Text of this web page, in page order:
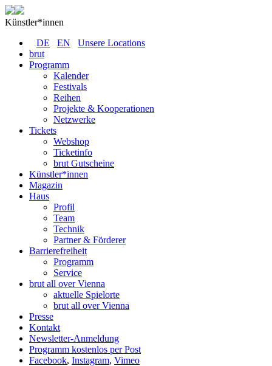
Künstler*innen
DE
EN
Unsere Locations
brut
Programm
Kalender
Festivals
Reihen
Projekte & Kooperationen
Netzwerke
Tickets
Webshop
Ticketinfo
brut Gutscheine
Künstler*innen
Magazin
Haus
Profil
Team
Technik
Partner & Förderer
Barrierefreiheit
Programm
Service
brut all over Vienna
aktuelle Spielorte
brut all over Vienna
Presse
Kontakt
Newsletter-Anmeldung
Programm kostenlos per Post
Facebook, Instagram, Vimeo